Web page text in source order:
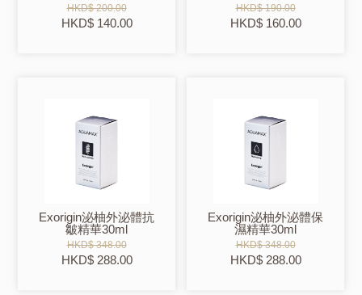
HKD$ 200.00
HKD$ 140.00
HKD$ 190.00
HKD$ 160.00
Exorigin泌柚外泌體抗
皺精華30ml
HKD$ 348.00
HKD$ 288.00
Exorigin泌柚外泌體保
濕精華30ml
HKD$ 348.00
HKD$ 288.00